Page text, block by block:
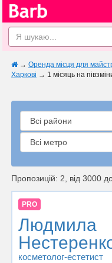
→ Оренда місця для
Харкові → 1 місяць на
Пропозицій: 2, від 3000
PRO
Людмила
косметолог-естетист